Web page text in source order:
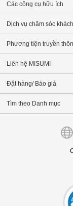
Các công cụ hữu ích
Dịch vụ chăm sóc
Phương tiện truyền
Liên hệ MISUMI
Đặt hàng/ Báo giá
Tìm theo Danh mục